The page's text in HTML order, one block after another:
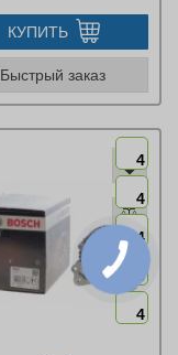
КУПИТЬ
Быстрый заказ
4
4
4
4
4